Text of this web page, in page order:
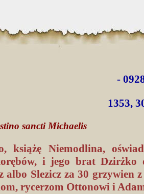
-
1353,
sancti Michaelis
książę Niemodlina,
i jego brat Dzirżko
albo Slezicz za 30
rycerzom Ottonowi i